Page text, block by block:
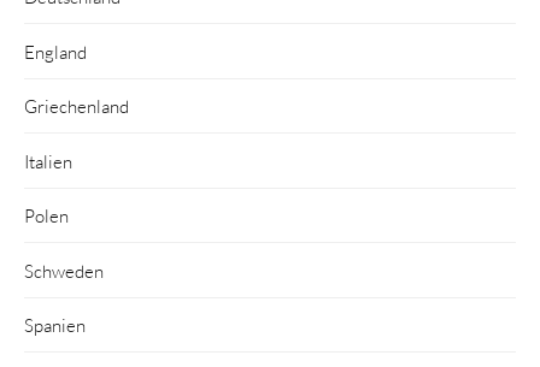
England
Griechenland
Italien
Polen
Schweden
Spanien